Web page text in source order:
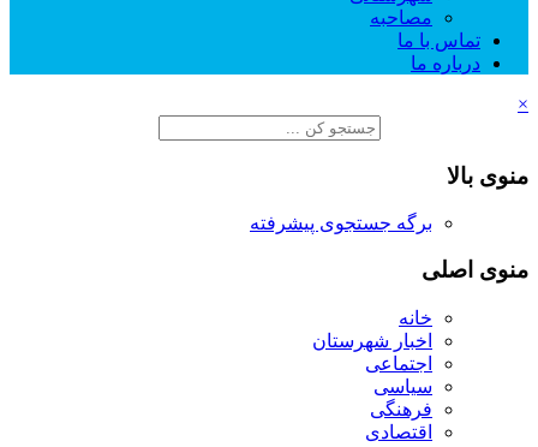
مصاحبه
تماس با ما
درباره ما
×
منوی بالا
برگه جستجوی پیشرفته
منوی اصلی
خانه
اخبار شهرستان
اجتماعی
سیاسی
فرهنگی
اقتصادی